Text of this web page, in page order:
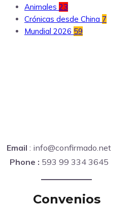
Animales 23
Crónicas desde China 7
Mundial 2026 59
Email : info@confirmado.net
Phone : 593 99 334 3645
Convenios